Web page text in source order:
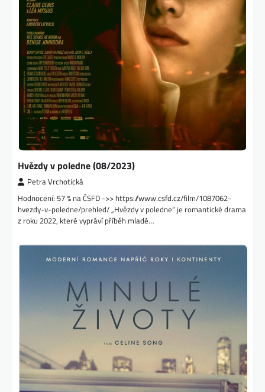
Hvězdy v poledne (08/2023)
Petra Vrchotická
Hodnocení: 57 % na ČSFD ->> https://www.csfd.cz/film/1087062-
hvezdy-v-poledne/prehled/ „Hvězdy v poledne“ je romantické drama
z roku 2022, které vypráví příběh mladé…